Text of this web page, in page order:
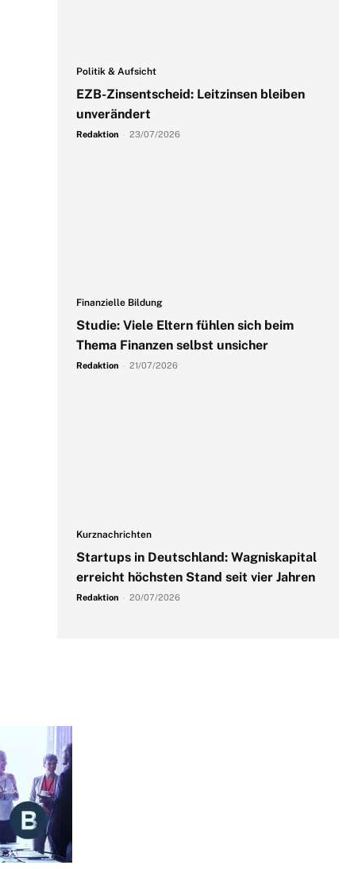
Politik & Aufsicht
EZB-Zinsentscheid: Leitzinsen bleiben
unverändert
Redaktion 23/07/2026
Finanzielle Bildung
Studie: Viele Eltern fühlen sich beim
Thema Finanzen selbst unsicher
Redaktion 21/07/2026
Kurznachrichten
Startups in Deutschland: Wagniskapital
erreicht höchsten Stand seit vier Jahren
Redaktion 20/07/2026